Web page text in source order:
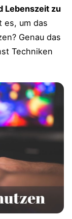
Lebenszeit zu
es, um das
Genau das
Techniken